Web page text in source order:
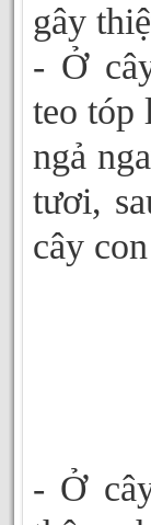
gây
- Ở
teo tóp
ngả
tươi,
cây
- Ở